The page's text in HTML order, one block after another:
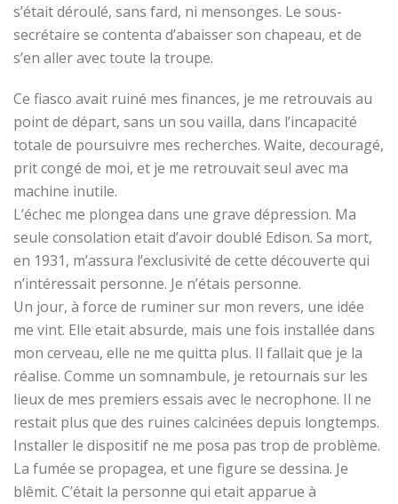
s’était déroulé, sans fard, ni mensonges. Le sous-
secrétaire se contenta d’abaisser son chapeau, et de
s’en aller avec toute la troupe.
Ce fiasco avait ruiné mes finances, je me retrouvais au
point de départ, sans un sou vailla, dans l’incapacité
totale de poursuivre mes recherches. Waite, decouragé,
prit congé de moi, et je me retrouvait seul avec ma
machine inutile.
L’échec me plongea dans une grave dépression. Ma
seule consolation etait d’avoir doublé Edison. Sa mort,
en 1931, m’assura l’exclusivité de cette découverte qui
n’intéressait personne. Je n’étais personne.
Un jour, à force de ruminer sur mon revers, une idée
me vint. Elle etait absurde, mais une fois installée dans
mon cerveau, elle ne me quitta plus. Il fallait que je la
réalise. Comme un somnambule, je retournais sur les
lieux de mes premiers essais avec le necrophone. Il ne
restait plus que des ruines calcinées depuis longtemps.
Installer le dispositif ne me posa pas trop de problème.
La fumée se propagea, et une figure se dessina. Je
blêmit. C’était la personne qui etait apparue à